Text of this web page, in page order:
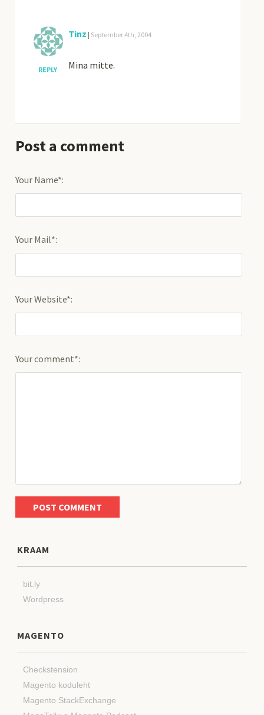
REPLY
Tinz | September 4th, 2004
Mina mitte.
Post a comment
Your Name*:
Your Mail*:
Your Website*:
Your comment*:
KRAAM
bit.ly
Wordpress
MAGENTO
Checkstension
Magento koduleht
Magento StackExchange